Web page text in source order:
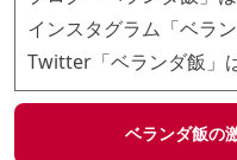
インスタグラム「ベラ
Twitter「ベランダ飯」
ベランダ飯の